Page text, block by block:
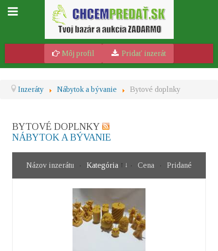
Môj profil Pridať inzerát
Inzeráty Nábytok a bývanie Bytové doplnky
BYTOVÉ DOPLNKY
NÁBYTOK A BÝVANIE
Názov inzerátu Kategória Cena Pridané